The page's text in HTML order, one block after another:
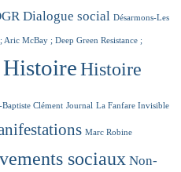
Dialogue social Désarmons-Les
McBay ; Deep Green Resistance ;
HistoireHistoire
Baptiste Clément Journal La Fanfare Invisible
Marc Robine
sociaux Non-